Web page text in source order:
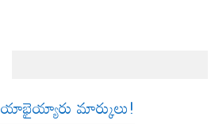
యాభైయ్యారు మార్కులు!